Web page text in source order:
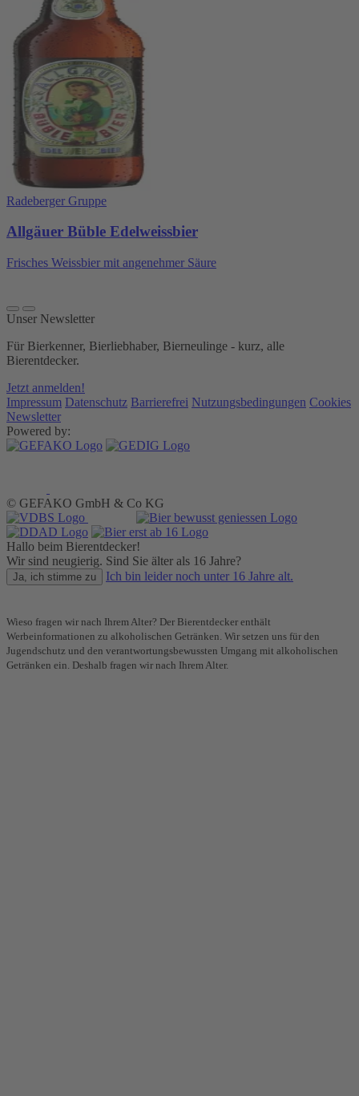
Radeberger Gruppe
Allgäuer Büble Edelweissbier
Frisches Weissbier mit angenehmer Säure
Unser Newsletter
Für Bierkenner, Bierliebhaber, Bierneulinge - kurz, alle
Bierentdecker.
Jetzt anmelden!
Impressum Datenschutz Barrierefrei Nutzungsbedingungen Cookies
Newsletter
Powered by:
© GEFAKO GmbH & Co KG
Hallo beim Bierentdecker!
Wir sind neugierig. Sind Sie älter als 16 Jahre?
Ja, ich stimme zu Ich bin leider noch unter 16 Jahre alt.
Wieso fragen wir nach Ihrem Alter? Der Bierentdecker enthält
Werbeinformationen zu alkoholischen Getränken. Wir setzen uns für den
Jugendschutz und den verantwortungsbewussten Umgang mit alkoholischen
Getränken ein. Deshalb fragen wir nach Ihrem Alter.